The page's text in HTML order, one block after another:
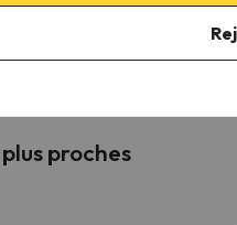
Pour consulter ses
proches